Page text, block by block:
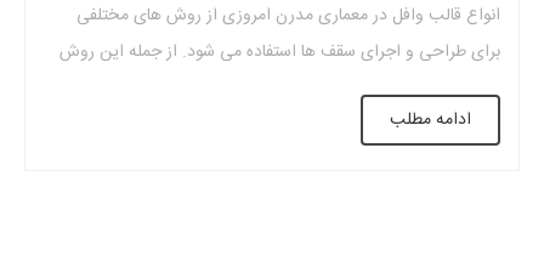
انواع قالب وافل در معماری مدرن امروزی از روش های مختلفی
برای طراحی و اجرای سقف ها استفاده می شود. از جمله این روش
های اجرا می توان به سقف تیرچه بلوک، سقف عرشه فولادی، سقف
مختلط، دال بتن آرمه اشاره کرد. […]
ادامه مطلب